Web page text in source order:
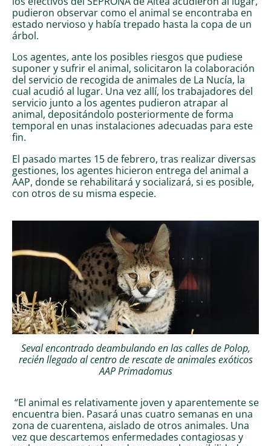
pudieron observar como el animal se encontraba en
estado nervioso y había trepado hasta la copa de un
árbol.
Los agentes, ante los posibles riesgos que pudiese
suponer y sufrir el animal, solicitaron la colaboración
del servicio de recogida de animales de La Nucía, la
cual acudió al lugar. Una vez allí, los trabajadores del
servicio junto a los agentes pudieron atrapar al
animal, depositándolo posteriormente de forma
temporal en unas instalaciones adecuadas para este
fin.
El pasado martes 15 de febrero, tras realizar diversas
gestiones, los agentes hicieron entrega del animal a
AAP, donde se rehabilitará y socializará, si es posible,
con otros de su misma especie.
Seval encontrado deambulando en las calles de Polop,
recién llegado al centro de rescate de animales exóticos
AAP Primadomus
“El animal es relativamente joven y aparentemente se
encuentra bien. Pasará unas cuatro semanas en una
zona de cuarentena, aislado de otros animales. Una
vez que descartemos enfermedades contagiosas y